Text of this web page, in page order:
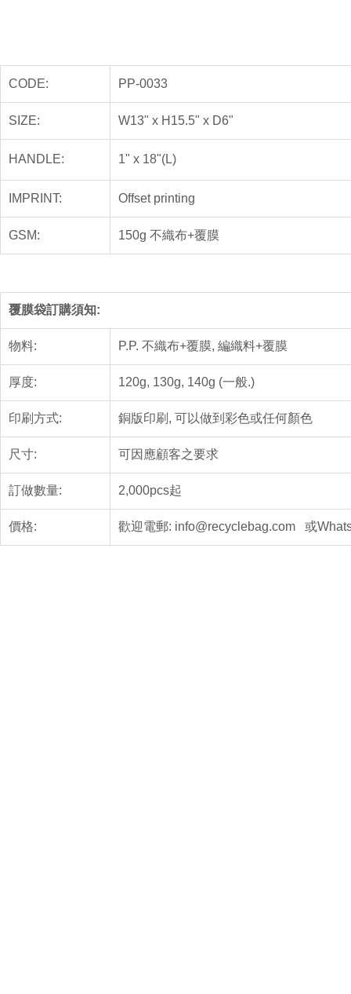
CODE: PP-0033
SIZE: W13" x H15.5" x D6"
HANDLE: 1" x 18"(L)
IMPRINT: Offset printing
GSM: 150g 不織布+覆膜
覆膜袋訂購須知:
物料: P.P. 不織布+覆膜, 編織料+覆膜
厚度: 120g, 130g, 140g (一般.)
印刷方式: 銅版印刷, 可以做到彩色或任何顏色
尺寸: 可因應顧客之要求
訂做數量: 2,000pcs起
價格: 歡迎電郵: info@recyclebag.com 或